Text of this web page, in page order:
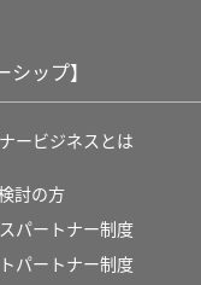
シップ】
ービジネスとは
討の方
パートナー制度
パートナー制度